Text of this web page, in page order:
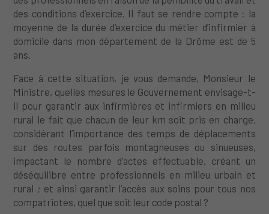
des conditions d’exercice. Il faut se rendre compte : la
moyenne de la durée d’exercice du métier d’infirmier à
domicile dans mon département de la Drôme est de 5
ans.
Face à cette situation, je vous demande, Monsieur le
Ministre, quelles mesures le Gouvernement envisage-t-
il pour garantir aux infirmières et infirmiers en milieu
rural le fait que chacun de leur km soit pris en charge,
considérant l’importance des temps de déplacements
sur des routes parfois montagneuses ou sinueuses,
impactant le nombre d’actes effectuable, créant un
déséquilibre entre professionnels en milieu urbain et
rural ; et ainsi garantir l’accès aux soins pour tous nos
compatriotes, quel que soit leur code postal ?